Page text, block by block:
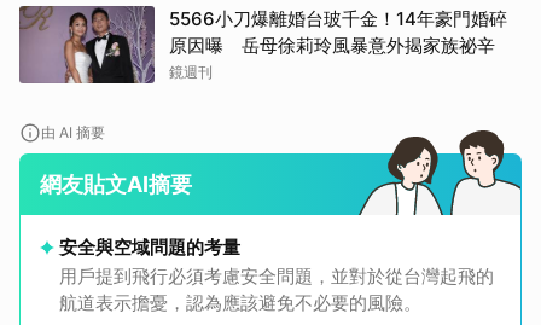
5566小刀爆離婚台玻千金！14年豪門婚碎
原因曝 岳母徐莉玲風暴意外揭家族祕辛
鏡週刊
由 AI 摘要
網友貼文AI摘要
安全與空域問題的考量
用戶提到飛行必須考慮安全問題，並對於從台灣起飛的
航道表示擔憂，認為應該避免不必要的風險。